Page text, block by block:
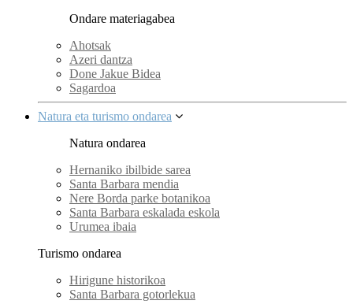
Ondare materiagabea
Ahotsak
Azeri dantza
Done Jakue Bidea
Sagardoa
Natura eta turismo ondarea
Natura ondarea
Hernaniko ibilbide sarea
Santa Barbara mendia
Nere Borda parke botanikoa
Santa Barbara eskalada eskola
Urumea ibaia
Turismo ondarea
Hirigune historikoa
Santa Barbara gotorlekua